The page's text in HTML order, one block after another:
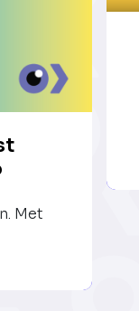
Met